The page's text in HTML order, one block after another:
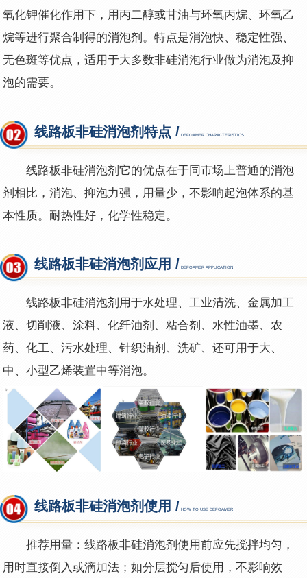
氧化钾催化作用下，用丙二醇或甘油与环氧丙烷、环氧乙
烷等进行聚合制得的消泡剂。特点是消泡快、稳定性强、
无色斑等优点，适用于大多数非硅消泡行业做为消泡及抑
泡的需要。
线路板非硅消泡剂特点 / DEFOAMER CHARACTERISTICS
线路板非硅消泡剂它的优点在于同市场上普通的消泡
剂相比，消泡、抑泡力强，用量少，不影响起泡体系的基
本性质。耐热性好，化学性稳定。
线路板非硅消泡剂应用 / DEFOAMER APPLICATION
线路板非硅消泡剂用于水处理、工业清洗、金属加工
液、切削液、涂料、化纤油剂、粘合剂、水性油墨、农
药、化工、污水处理、针织油剂、洗矿、还可用于大、
中、小型乙烯装置中等消泡。
线路板非硅消泡剂使用 / HOW TO USE DEFOAMER
推荐用量：线路板非硅消泡剂使用前应先搅拌均匀，
用时直接倒入或滴加法；如分层搅匀后使用，不影响效